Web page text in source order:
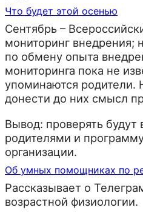
Что будет этой осенью
Сентябрь –
мониторинг внедрения;
по обмену опыта
мониторинга пока не
упоминаются родители.
донести до них смысл
Вывод: проверять будут
родителями и
организации.
Об умных помощниках по
Рассказывает о
возрастной физиологии.